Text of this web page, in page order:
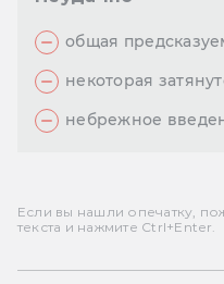
общая
некоторая
небрежное
Если вы нашли опечатку,
текста и нажмите Ctrl+Enter.